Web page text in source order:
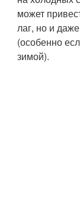
может
лаг, но и
(особенно
зимой).